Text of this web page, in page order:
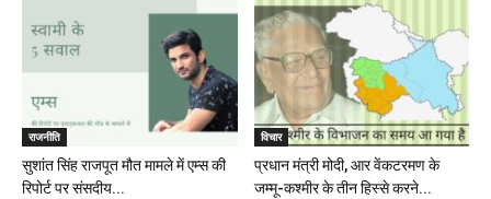
राजनीति
सुशांत सिंह राजपूत मौत मामले में एम्स की
रिपोर्ट पर संसदीय...
विचार
प्रधान मंत्री मोदी, आर वेंकटरमण के
जम्मू-कश्मीर के तीन हिस्से करने...